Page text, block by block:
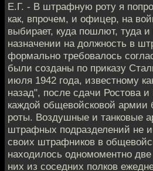
Е.Г. - В штрафную роту я
как, впрочем, и офицер, на
выбирает, куда пошлют, туда
назначении на должность в
формально требовалось
были созданы по приказу
июля 1942 года, известному
назад", после сдачи Ростова и
каждой общевойсковой
роты. Воздушные и танковые
штрафных подразделений не
своих штрафников в
находилось одномоментно
них из соседних полков